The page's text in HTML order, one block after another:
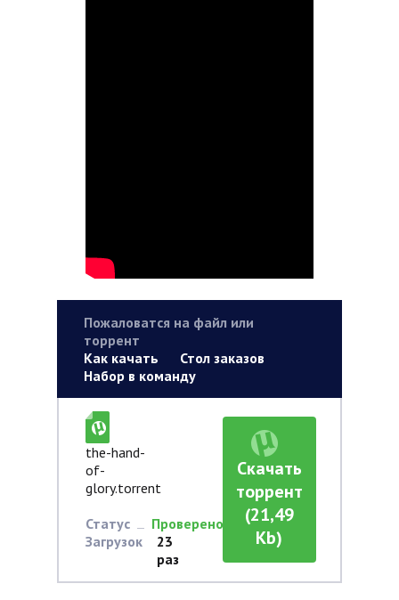
Пожаловатся на файл или
торрент
Как качать
Стол заказов
Набор в команду
the-hand-
of-
glory.torrent
Статус
Проверено
Загрузок
23
раз
Скачать
торрент
(21,49
Kb)